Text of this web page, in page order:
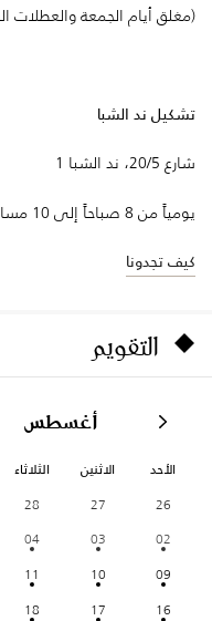
(مغلق أيام الجمعة والعطلات
تشكيل ند الشبا
شارع 20/5، ند الشبا 1
يومياً من 8 صباحاً إلى 10 مساءً
كيف تجدونا
التقويم
أغسطس
الأحد الاثنين الثلاثاء
26
27
28
02
03
04
09
10
11
16
17
18